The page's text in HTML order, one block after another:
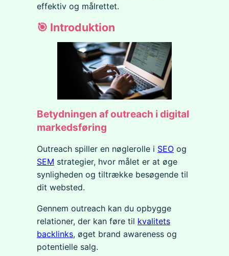
effektiv og målrettet.
🎯 Introduktion
Betydningen af outreach i digital
markedsføring
Outreach spiller en nøglerolle i SEO og
SEM strategier, hvor målet er at øge
synligheden og tiltrække besøgende til
dit websted.
Gennem outreach kan du opbygge
relationer, der kan føre til kvalitets
backlinks, øget brand awareness og
potentielle salg.